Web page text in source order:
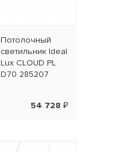
Потолочный
светильник Ideal
Lux CLOUD PL
D70 285207
54 728 ₽